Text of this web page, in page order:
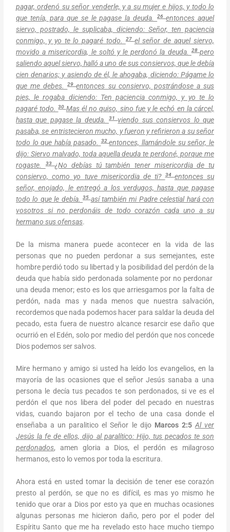
pagar, ordenó su señor venderle, y a su mujer e hijos, y todo lo
que tenía, para que se le pagase la deuda.26 entonces aquel
siervo, postrado, le suplicaba, diciendo: Señor, ten paciencia
conmigo, y yo te lo pagaré todo.
27 el señor de aquel siervo,
movido a misericordia, le soltó y le perdonó la deuda.28 pero
saliendo aquel siervo, halló a uno de sus consiervos, que le debía
cien denarios; y asiendo de él, le ahogaba, diciendo: Págame lo
que me debes.29 entonces su consiervo, postrándose a sus
pies, le rogaba diciendo: Ten paciencia conmigo, y yo te lo
pagaré todo.30 Mas él no quiso, sino fue y le echó en la cárcel,
hasta que pagase la deuda.
31 viendo sus consiervos lo que
pasaba, se entristecieron mucho, y fueron y refirieron a su señor
todo lo que había pasado.32 entonces, llamándole su señor, le
dijo: Siervo malvado, toda aquella deuda te perdoné, porque me
rogaste.33 ¿No debías tú también tener misericordia de tu
consiervo, como yo tuve misericordia de ti?34 entonces su
señor, enojado, le entregó a los verdugos, hasta que pagase
todo lo que le debía.35 así también mi Padre celestial hará con
vosotros si no perdonáis de todo corazón cada uno a su
hermano sus ofensas.
De la misma manera puede acontecer en la vida de las
personas que no pueden perdonar a sus semejantes, este
hombre perdió todo su libertad y la posibilidad del perdón de la
deuda que había sido perdonada solamente por no perdonar
una deuda menor; esto es los que arriesgamos por la falta de
perdón, nada mas y nada menos que nuestra salvación,
recordemos que nada podemos hacer para saldar la deuda del
pecado, esta fuera de nuestro alcance resarcir ese daño que
ocurrió en el Edén, solo por medio del perdón que nos concede
Dios podemos ser salvos.
Mire hermano y amigo si usted ha leído los evangelios, en la
mayoría de las ocasiones que el señor Jesús sanaba a una
persona le decía tus pecados te son perdonados, si ve es el
perdón el que nos libera del poder del pecado en nuestras
vidas, cuando bajaron por el techo de una casa donde el
enseñaba a un paralitico el Señor le dijo Marcos 2:5 Al ver
Jesús la fe de ellos, dijo al paralítico: Hijo, tus pecados te son
perdonados, amen gloria a Dios, el perdón es milagroso
hermanos, esto lo vemos por toda la escritura.
Ahora está en usted tomar la decisión de tener ese corazón
presto al perdón, se que no es difícil, es mas yo mismo he
tenido que orar a Dios por esto ya que en muchas ocasiones
algunas personas me hicieron daño, pero por el poder del
Espíritu Santo que me ha revelado esto hace mucho tiempo